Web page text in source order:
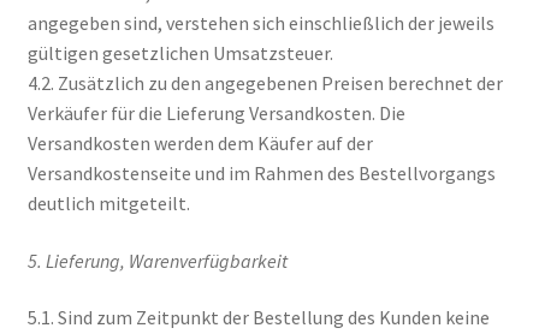
angegeben sind, verstehen sich einschließlich der jeweils
gültigen gesetzlichen Umsatzsteuer.
4.2. Zusätzlich zu den angegebenen Preisen berechnet der
Verkäufer für die Lieferung Versandkosten. Die
Versandkosten werden dem Käufer auf der
Versandkostenseite und im Rahmen des Bestellvorgangs
deutlich mitgeteilt.
5. Lieferung, Warenverfügbarkeit
5.1. Sind zum Zeitpunkt der Bestellung des Kunden keine